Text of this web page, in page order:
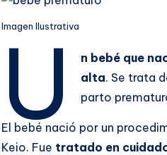
Imagen Ilustrativa
U
n bebé que
alta. Se trata
parto
El bebé nació por un
Keio. Fue tratado en